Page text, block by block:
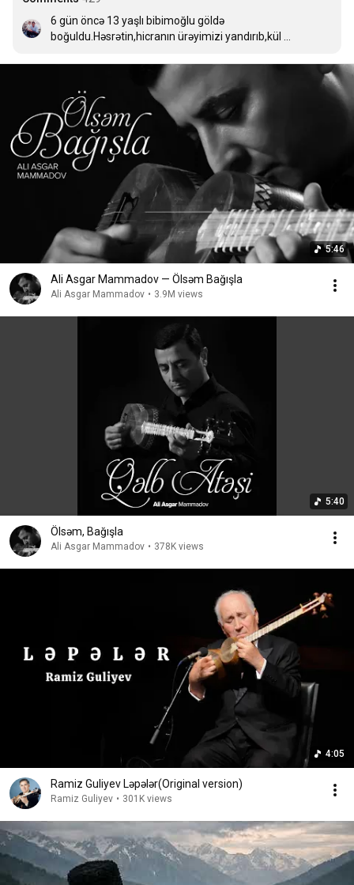
6 gün öncə 13 yaşlı bibimoğlu göldə
boğuldu.Həsrətin,hicranın ürəyimizi yandırıb,kül
qatdı qabağına,ay qardaş!?Gəl,gəl son qoy bu
həsrətə.Dözə bilmirik.Anan yazıxdı.Qoxunu bizdən alır.Bu
nə dərd idi,nə bəla idi,ilahi?Yayda gələcəkdin axı
kəndə,mənim dərsim olmayacaqdı,səni haralara
aparacaqdım mən.Gəl bax imtahanlarım qurtarıb.Sən
gələcəkdin,amma bu qədər tez,bu vəziyyətdə
gəlməməliydin axı sən.Ürəyim yanır,qəlbim
dağlanır.Çatmayan nəfəsinə bacın qurban olsun.Gəl ki hər
kəs sevinsin ,hər kəs şad olsun ,ay qardaşım,ay körpə
5:46
Ali Asgar Mammadov — Ölsəm Bağışla
Ali Asgar Mammadov • 3.9M views
5:40
Ölsəm, Bağışla
Ali Asgar Mammadov • 378K views
4:05
Ramiz Guliyev Ləpələr(Original version)
Ramiz Guliyev • 301K views